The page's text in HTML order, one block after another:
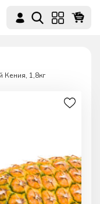
Кения, 1,8кг